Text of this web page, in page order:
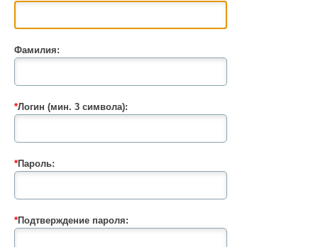
Фамилия:
*Логин (мин. 3 символа):
*Пароль:
*Подтверждение пароля: